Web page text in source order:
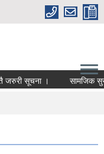
सूचना । सामजिक